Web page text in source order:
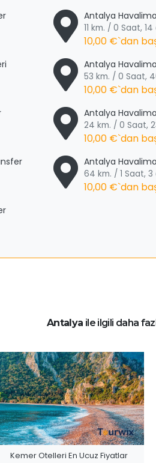
Antalya
11 km. / 0 Saat,
10,00 €`dan
Antalya
53 km. / 0 Saat,
10,00 €`dan
Antalya
24 km. / 0 Saat,
10,00 €`dan
Antalya
64 km. / 1 Saat, 3
10,00 €`dan
Antalya ile ilgili daha
Kemer Otelleri En Ucuz Fiyatlar